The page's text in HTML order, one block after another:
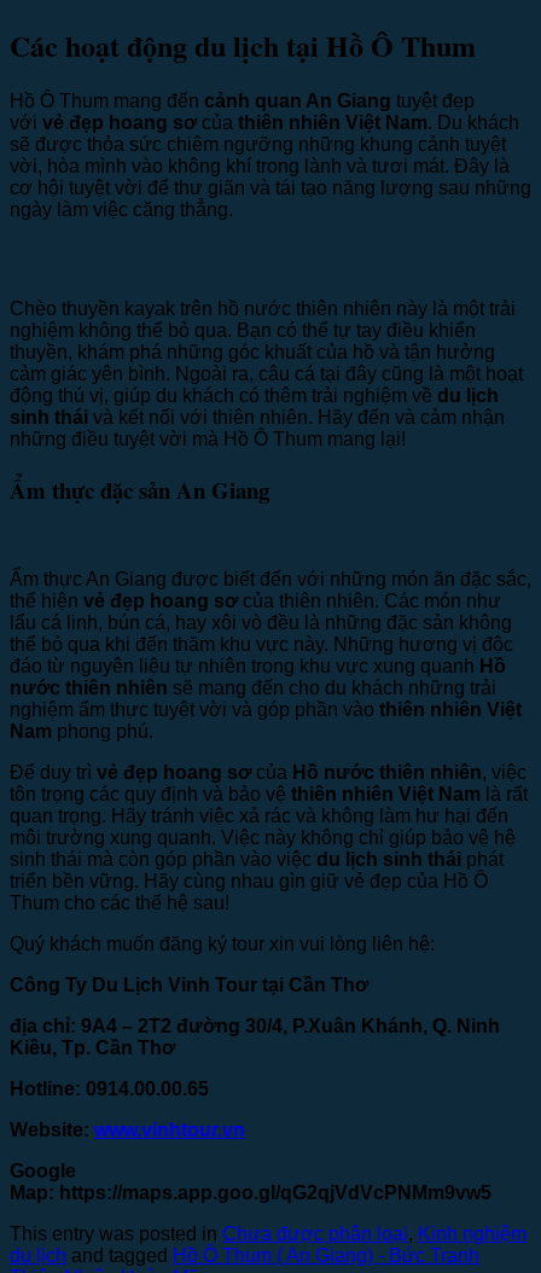
Các hoạt động du lịch tại Hồ Ô Thum
Hồ Ô Thum mang đến cảnh quan An Giang tuyệt đẹp
với vẻ đẹp hoang sơ của thiên nhiên Việt Nam. Du khách
sẽ được thỏa sức chiêm ngưỡng những khung cảnh tuyệt
vời, hòa mình vào không khí trong lành và tươi mát. Đây là
cơ hội tuyệt vời để thư giãn và tái tạo năng lượng sau những
ngày làm việc căng thẳng.
Chèo thuyền kayak trên hồ nước thiên nhiên này là một trải
nghiệm không thể bỏ qua. Bạn có thể tự tay điều khiển
thuyền, khám phá những góc khuất của hồ và tận hưởng
cảm giác yên bình. Ngoài ra, câu cá tại đây cũng là một hoạt
động thú vị, giúp du khách có thêm trải nghiệm về du lịch
sinh thái và kết nối với thiên nhiên. Hãy đến và cảm nhận
những điều tuyệt vời mà Hồ Ô Thum mang lại!
Ẩm thực đặc sản An Giang
Ẩm thực An Giang được biết đến với những món ăn đặc sắc,
thể hiện vẻ đẹp hoang sơ của thiên nhiên. Các món như
lẩu cá linh, bún cá, hay xôi vò đều là những đặc sản không
thể bỏ qua khi đến thăm khu vực này. Những hương vị độc
đáo từ nguyên liệu tự nhiên trong khu vực xung quanh Hồ
nước thiên nhiên sẽ mang đến cho du khách những trải
nghiệm ẩm thực tuyệt vời và góp phần vào thiên nhiên Việt
Nam phong phú.
Để duy trì vẻ đẹp hoang sơ của Hồ nước thiên nhiên, việc
tôn trọng các quy định và bảo vệ thiên nhiên Việt Nam là rất
quan trọng. Hãy tránh việc xả rác và không làm hư hại đến
môi trường xung quanh. Việc này không chỉ giúp bảo vệ hệ
sinh thái mà còn góp phần vào việc du lịch sinh thái phát
triển bền vững. Hãy cùng nhau gìn giữ vẻ đẹp của Hồ Ô
Thum cho các thế hệ sau!
Quý khách muốn đăng ký tour xin vui lòng liên hệ:
Công Ty Du Lịch Vinh Tour tại Cần Thơ
địa chỉ: 9A4 – 2T2 đường 30/4, P.Xuân Khánh, Q. Ninh
Kiều, Tp. Cần Thơ
Hotline: 0914.00.00.65
Website: www.vinhtour.vn
Google
Map: https://maps.app.goo.gl/qG2qjVdVcPNMm9vw5
This entry was posted in Chưa được phân loại, Kinh nghiệm
du lịch and tagged Hồ Ô Thum ( An Giang) - Bức Tranh